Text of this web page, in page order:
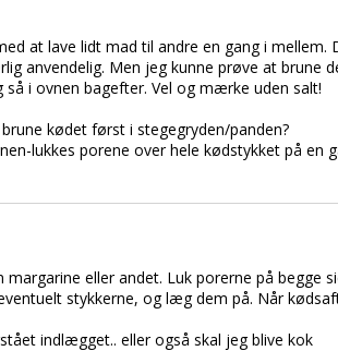
at lave lidt mad til andre en gang i
anvendelig. Men jeg kunne prøve at brune
i ovnen bagefter. Vel og mærke uden salt!
kødet først i stegegryden/panden?
lukkes porene over hele kødstykket på en
eller andet. Luk porerne på begge
stykkerne, og læg dem på. Når
indlægget.. eller også skal jeg blive kok